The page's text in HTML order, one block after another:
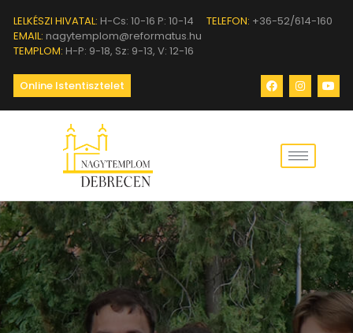
LELKÉSZI HIVATAL: H-Cs: 10-16 P: 10-14 TELEFON: +36-52/614-160
EMAIL: nagytemplom@reformatus.hu
TEMPLOM: H-P: 9-18, Sz: 9-13, V: 12-16
Online Istentisztelet